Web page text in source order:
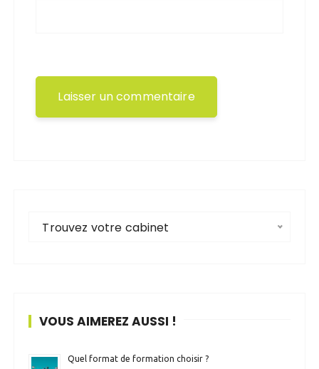
Trouvez votre cabinet
VOUS AIMEREZ AUSSI !
Quel format de formation choisir ?